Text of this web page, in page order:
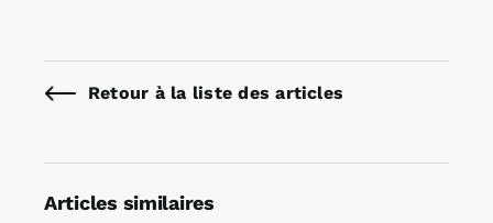
Retour à la liste des articles
Articles similaires